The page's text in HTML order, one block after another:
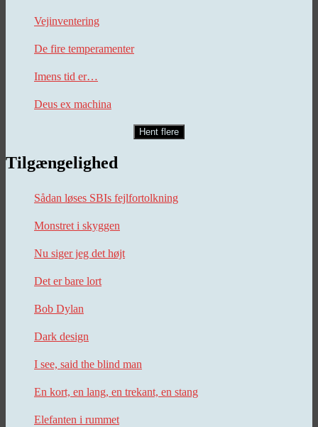
Vejinventering
De fire temperamenter
Imens tid er…
Deus ex machina
Hent flere
Tilgængelighed
Sådan løses SBIs fejlfortolkning
Monstret i skyggen
Nu siger jeg det højt
Det er bare lort
Bob Dylan
Dark design
I see, said the blind man
En kort, en lang, en trekant, en stang
Elefanten i rummet